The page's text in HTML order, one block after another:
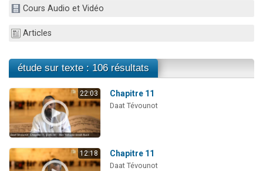
Odaya vient de donner son Maasser
2 personnes viennent de faire un don pour Tsédaka : pauvres d'Israel
Cours Audio et Vidéo
Articles
étude sur texte : 106 résultats
22:03 Chapitre 11
Daat Tévounot
12:18 Chapitre 11
Daat Tévounot